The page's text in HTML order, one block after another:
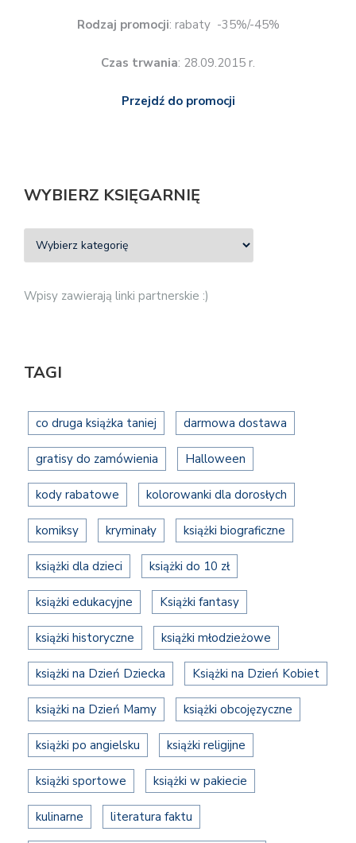
Rodzaj promocji: rabaty -35%/-45%
Czas trwania: 28.09.2015 r.
Przejdź do promocji
WYBIERZ KSIĘGARNIĘ
Wpisy zawierają linki partnerskie :)
TAGI
co druga książka taniej darmowa dostawa
gratisy do zamówienia Halloween
kody rabatowe kolorowanki dla dorosłych
komiksy kryminały książki biograficzne
książki dla dzieci książki do 10 zł
książki edukacyjne Książki fantasy
książki historyczne książki młodzieżowe
książki na Dzień Dziecka Książki na Dzień Kobiet
książki na Dzień Mamy książki obcojęzyczne
książki po angielsku książki religijne
książki sportowe książki w pakiecie
kulinarne literatura faktu